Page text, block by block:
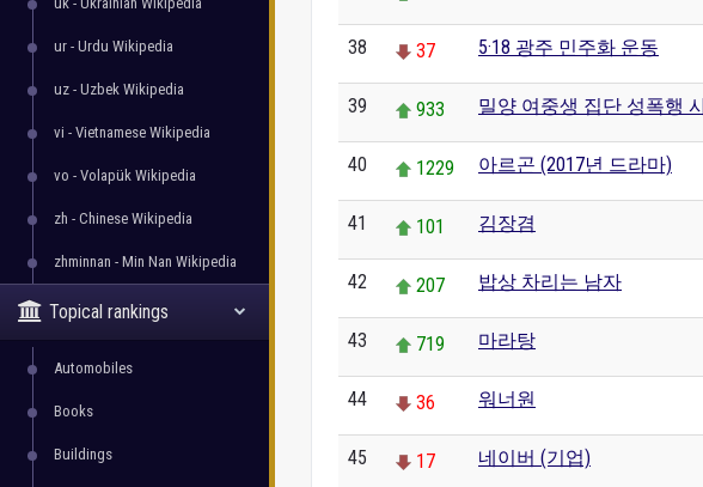
ur - Urdu Wikipedia
uz - Uzbek Wikipedia
vi - Vietnamese Wikipedia
vo - Volapük Wikipedia
zh - Chinese Wikipedia
zhminnan - Min Nan Wikipedia
Topical rankings
Automobiles
Books
Buildings
38 37 5·18 광주 민주화 운동
39 933 밀양 여중생 집단 성폭행
40 1229 아르곤 (2017년 드라마)
41 101 김장겸
42 207 밥상 차리는 남자
43 719 마라탕
44 36 워너원
45 17 네이버 (기업)